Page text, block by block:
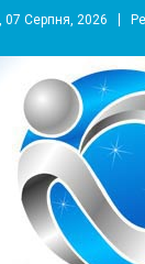
07 Серпня, 2026